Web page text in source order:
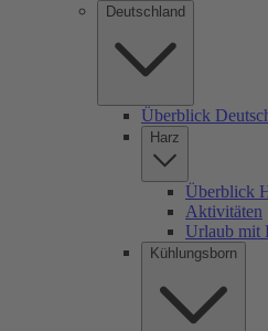
Deutschland
Überblick
Harz
Überblick
Aktivitäten
Urlaub mit
Kühlungsborn